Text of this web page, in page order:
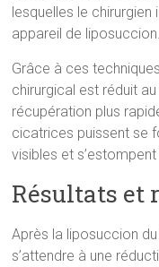
lesquelles le chirurgien
appareil de liposuccion.
Grâce à ces
chirurgical est réduit
récupération plus
cicatrices puissent se
visibles et
Résultats et
Après la liposuccion
s’attendre à une